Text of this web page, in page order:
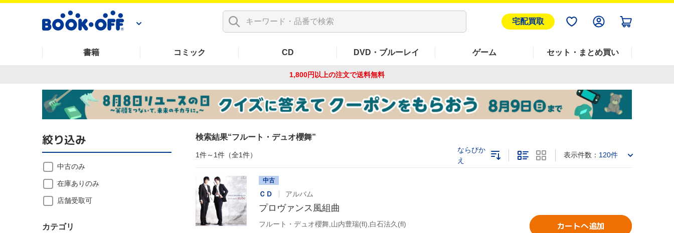
宅配買取
書籍 コミック CD DVD・ブルーレイ ゲーム セット・まとめ買い
1,800円以上の注文で送料無料
検索結果 フルート・デュオ櫻舞
1件～1件（全1件）
ならびか
え
表示件数： 120件
中古
ＣＤ アルバム
プロヴァンス風組曲
フルート・デュオ櫻舞,山内豊瑞(fl),白石法久(fl) カートへ追加
絞り込み
中古のみ
在庫ありのみ
店舗受取可
カテゴリ